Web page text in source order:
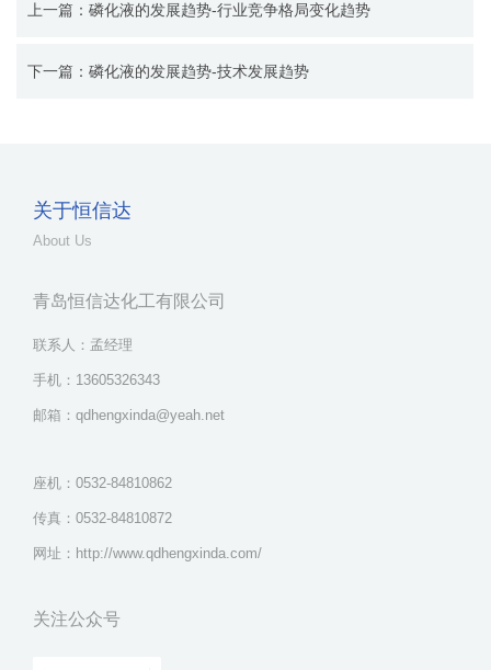
上一篇：磷化液的发展趋势-行业竞争格局变化趋势
下一篇：磷化液的发展趋势-技术发展趋势
关于恒信达
About Us
青岛恒信达化工有限公司
联系人：孟经理
手机：13605326343
邮箱：qdhengxinda@yeah.net
座机：0532-84810862
传真：0532-84810872
网址：http://www.qdhengxinda.com/
关注公众号